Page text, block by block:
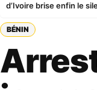
d’Ivoire brise enfin le
BÉNIN